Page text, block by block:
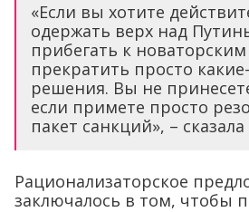
«Если вы хотите
одержать верх над
прибегать к
прекратить просто
решения. Вы не
если примете просто
пакет санкций», –
Рационализаторское
заключалось в том, чтобы